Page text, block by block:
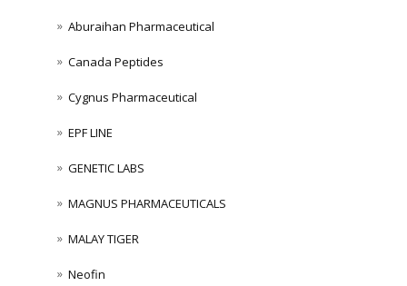
Aburaihan Pharmaceutical
Canada Peptides
Cygnus Pharmaceutical
EPF LINE
GENETIC LABS
MAGNUS PHARMACEUTICALS
MALAY TIGER
Neofin